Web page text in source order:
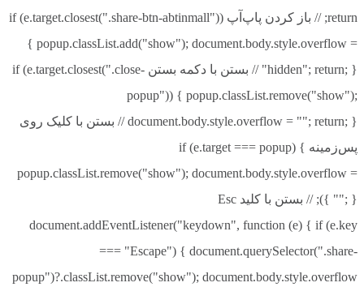
return; // باز کردن پاپ‌آپ if (e.target.closest(".share-btn-abtinmall"))
{ popup.classList.add("show"); document.body.style.overflow =
"hidden"; return; } // بستن با دکمه بستن if (e.target.closest(".close-
popup")) { popup.classList.remove("show");
document.body.style.overflow = ""; return; } // بستن با کلیک روی
پس‌زمینه if (e.target === popup) {
popup.classList.remove("show"); document.body.style.overflow =
""; } }); // بستن با کلید Esc
document.addEventListener("keydown", function (e) { if (e.key
=== "Escape") { document.querySelector(".share-
popup")?.classList.remove("show"); document.body.style.overflow